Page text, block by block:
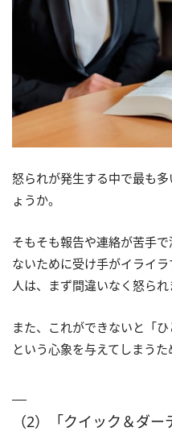
怒られが発生する中で最も
ょうか。
そもそも報告や連絡が苦手
ないために受け手がイライ
人は、まず間違いなく怒られ
また、これができないと「
という心象を与えてしまうた
（2）「クイック＆ダ